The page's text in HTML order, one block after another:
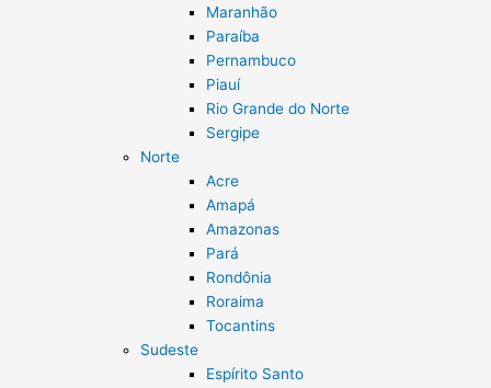
Maranhão
Paraíba
Pernambuco
Piauí
Rio Grande do Norte
Sergipe
Norte
Acre
Amapá
Amazonas
Pará
Rondônia
Roraima
Tocantins
Sudeste
Espírito Santo